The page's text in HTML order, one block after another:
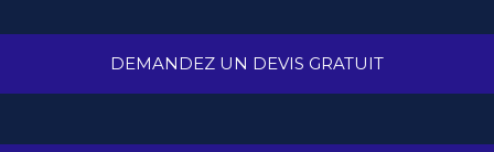
DEMANDEZ UN DEVIS GRATUIT